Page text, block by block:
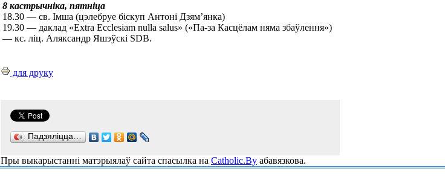
8 кастрычніка, пятніца
18.30 — св. Імша (цэлебруе біскуп Антоні Дзям’янка)
19.30 — даклад «Extra Ecclesiam nulla salus» («Па-за Касцёлам няма збаўлення»)
— кс. ліц. Аляксандр Яшэўскі SDB.
для друку
Падзяліцца…
Пры выкарыстанні матэрыялаў сайта спасылка на Catholic.By абавязкова.